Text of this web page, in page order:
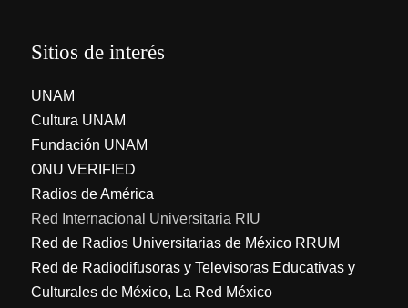
Sitios de interés
UNAM
Cultura UNAM
Fundación UNAM
ONU VERIFIED
Radios de América
Red Internacional Universitaria RIU
Red de Radios Universitarias de México RRUM
Red de Radiodifusoras y Televisoras Educativas y
Culturales de México, La Red México